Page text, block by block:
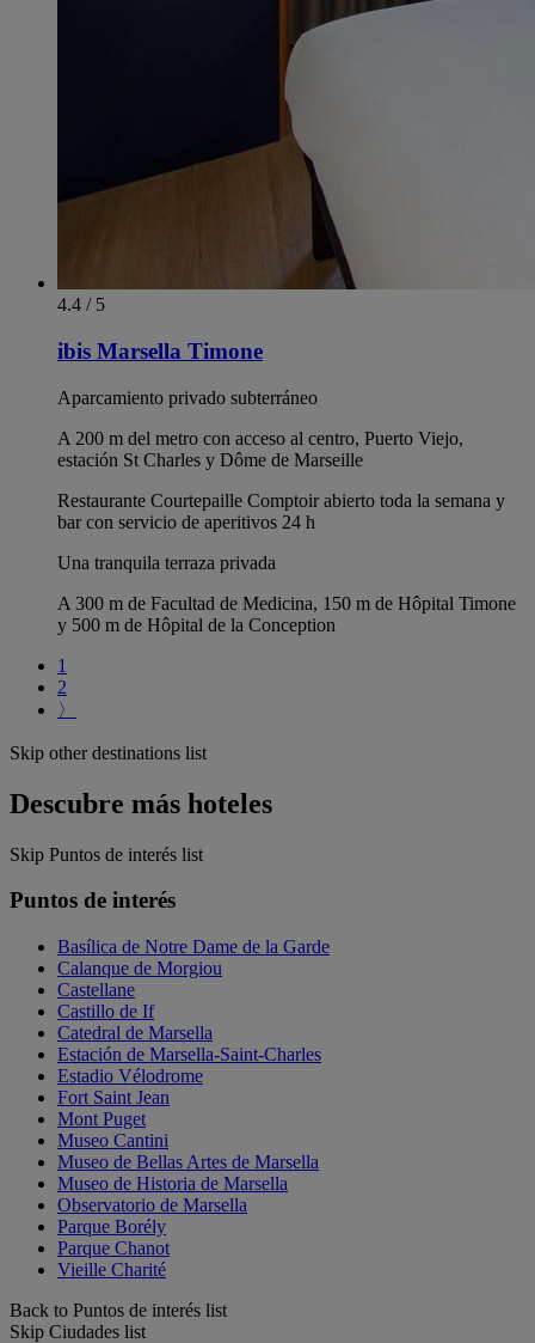
4.4 / 5
ibis Marsella Timone
Aparcamiento privado subterráneo
A 200 m del metro con acceso al centro, Puerto Viejo,
estación St Charles y Dôme de Marseille
Restaurante Courtepaille Comptoir abierto toda la semana y
bar con servicio de aperitivos 24 h
Una tranquila terraza privada
A 300 m de Facultad de Medicina, 150 m de Hôpital Timone
y 500 m de Hôpital de la Conception
1
2
〉
Skip other destinations list
Descubre más hoteles
Skip Puntos de interés list
Puntos de interés
Basílica de Notre Dame de la Garde
Calanque de Morgiou
Castellane
Castillo de If
Catedral de Marsella
Estación de Marsella-Saint-Charles
Estadio Vélodrome
Fort Saint Jean
Mont Puget
Museo Cantini
Museo de Bellas Artes de Marsella
Museo de Historia de Marsella
Observatorio de Marsella
Parque Borély
Parque Chanot
Vieille Charité
Back to Puntos de interés list
Skip Ciudades list